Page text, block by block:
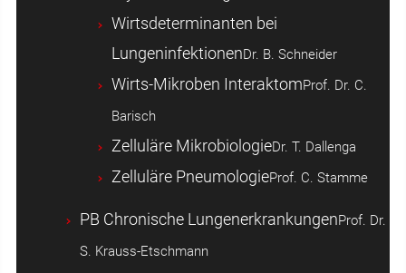
Wirtsdeterminanten bei
LungeninfektionenDr. B. Schneider
Wirts-Mikroben InteraktomProf. Dr. C.
Barisch
Zelluläre MikrobiologieDr. T. Dallenga
Zelluläre PneumologieProf. C. Stamme
PB Chronische LungenerkrankungenProf. Dr.
S. Krauss-Etschmann